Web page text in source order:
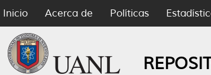
Inicio Acerca de Políticas